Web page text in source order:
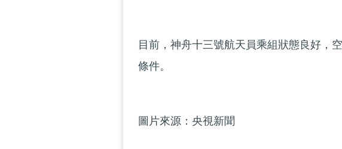
目前，神舟十三號航天員乘組狀態良好，
條件。
圖片來源：央視新聞